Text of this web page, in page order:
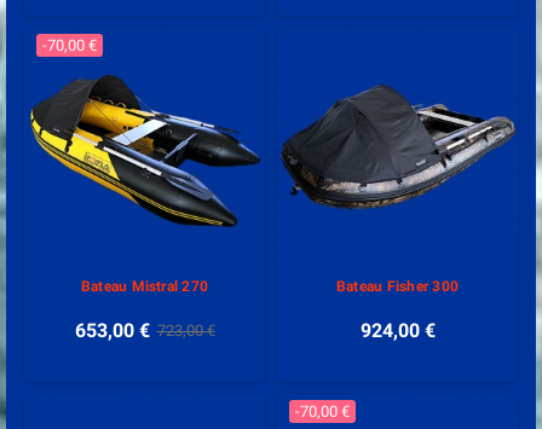
-70,00 €
Bateau Mistral 270
653,00 € 723,00 €
Bateau Fisher 300
924,00 €
-70,00 €